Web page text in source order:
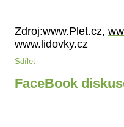
Zdroj:www.Plet.cz,
www.lidovky.cz
Sdílet
FaceBook